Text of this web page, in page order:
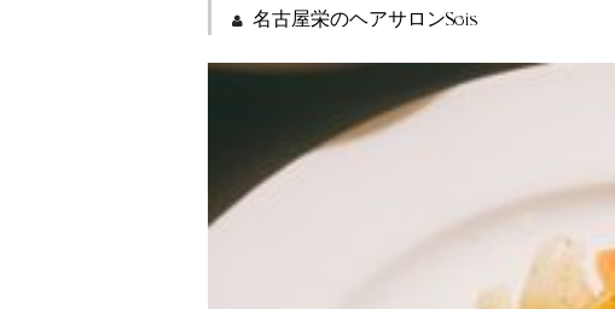
名古屋栄のヘアサロンSeis